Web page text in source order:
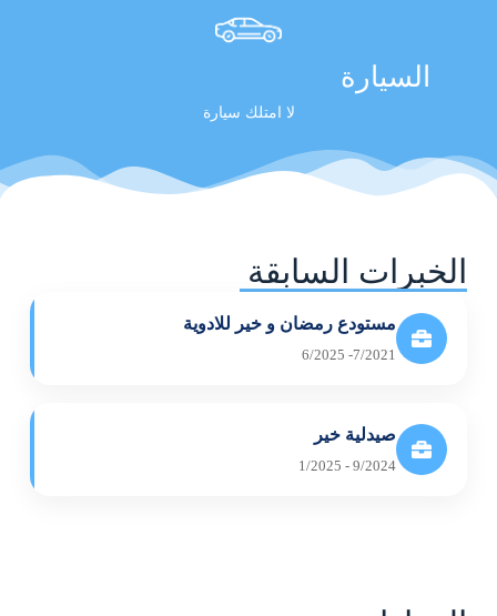
السيارة
لا امتلك سيارة
الخبرات السابقة
مستودع رمضان و خير للادوية
7/2021- 6/2025
صيدلية خير
9/2024 - 1/2025